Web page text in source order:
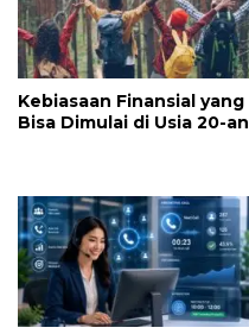
Kebiasaan Finansial yang
Bisa Dimulai di Usia 20-an